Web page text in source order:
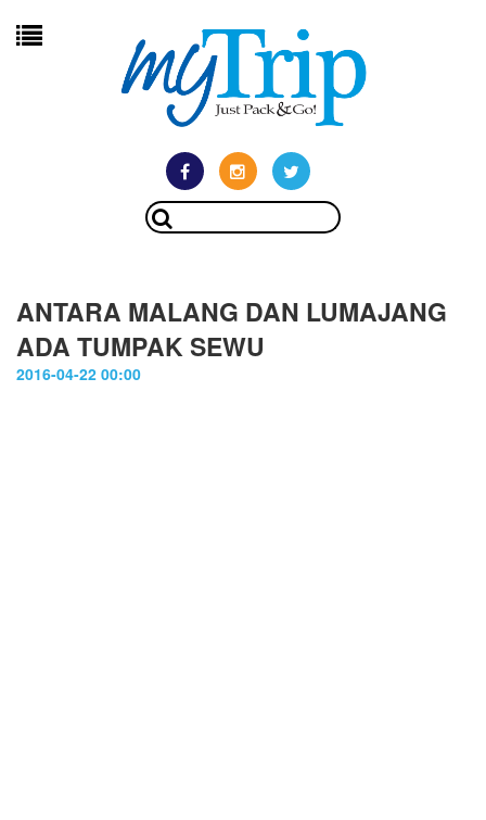
ANTARA MALANG DAN LUMAJANG
ADA TUMPAK SEWU
2016-04-22 00:00